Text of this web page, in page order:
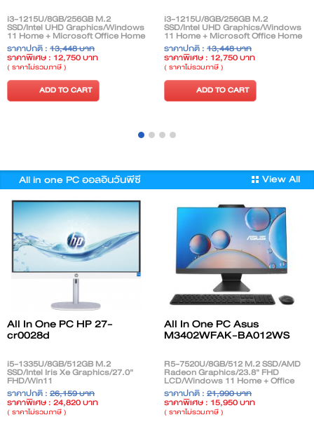
i3-1215U/8GB/256GB M.2
SSD/Intel UHD Graphics/Windows
11 Home + Microsoft Office Home
2024/Black
ราคาปกติ : 13,448 บาท
ราคาพิเศษ : 12,750 บาท
( ราคาไม่รวมภาษี )
ADD TO CART
i3-1215U/8GB/256GB M.2
SSD/Intel UHD Graphics/Windows
11 Home + Microsoft Office Home
2024/White
ราคาปกติ : 13,448 บาท
ราคาพิเศษ : 12,750 บาท
( ราคาไม่รวมภาษี )
ADD TO CART
All in one PC ออลอินวันพีซี View All
All In One PC HP 27-
cr0028d
i5-1335U/8GB/512GB M.2
SSD/Intel Iris Xe Graphics/27.0"
FHD/Win11
Home+Office2021/Shell White
ราคาปกติ : 26,159 บาท
ราคาพิเศษ : 24,820 บาท
( ราคาไม่รวมภาษี )
All In One PC Asus
M3402WFAK-BA012WS
R5-7520U/8GB/512 M.2 SSD/AMD
Radeon Graphics/23.8" FHD
LCD/Windows 11 Home + Office
2021
ราคาปกติ : 21,990 บาท
ราคาพิเศษ : 15,950 บาท
( ราคาไม่รวมภาษี )